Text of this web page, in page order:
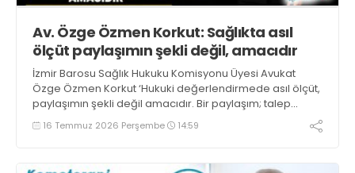
Av. Özge Özmen Korkut: Sağlıkta asıl
ölçüt paylaşımın şekli değil, amacıdır
İzmir Barosu Sağlık Hukuku Komisyonu Üyesi Avukat
Özge Özmen Korkut ‘Hukuki değerlendirmede asıl ölçüt,
paylaşımın şekli değil amacıdır. Bir paylaşım; talep
oluşturuyorsa, rakiplerden üstünlük ima ediyorsa, başarı
garantisi veriyorsa artık bilgilendirme sınırını aşarak
16 Temmuz 2026 Perşembe 14:59